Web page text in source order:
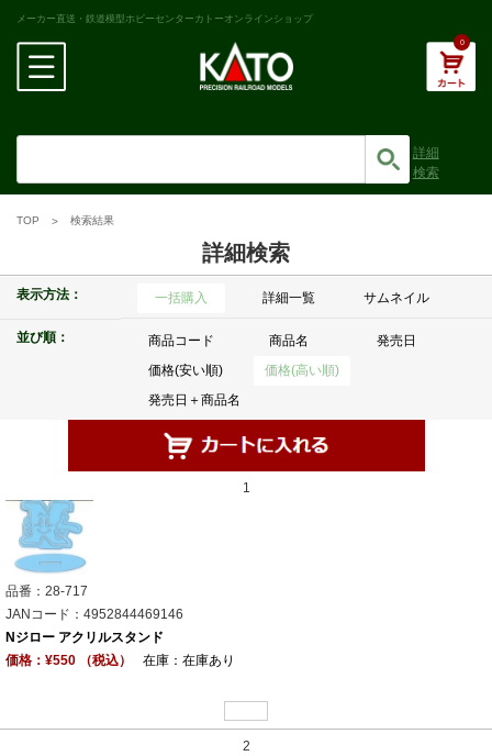
メーカー直送・鉄道模型ホビーセンターカトーオンラインショップ
0
詳細
検索
TOP 検索結果
詳細検索
表示方法： 一括購入 詳細一覧 サムネイル
並び順： 商品コード 商品名
発売日
価格(安い順)
価格(高い順)
発売日＋商品名
1
品番：28-717
JANコード：4952844469146
Nジロー アクリルスタンド
価格：¥550 （税込）
在庫：在庫あり
2